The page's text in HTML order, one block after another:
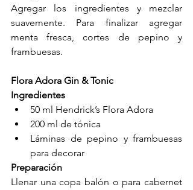
Agregar los ingredientes y mezclar
suavemente. Para finalizar agregar
menta fresca, cortes de pepino y
frambuesas.
Flora Adora Gin & Tonic
Ingredientes
50 ml Hendrick’s Flora Adora
200 ml de tónica
Láminas de pepino y frambuesas
para decorar
Preparación
Llenar una copa balón o para cabernet